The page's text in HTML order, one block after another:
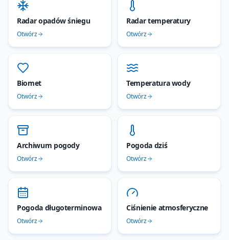
Radar opadów śniegu
Otwórz
Radar temperatury
Otwórz
Biomet
Otwórz
Temperatura wody
Otwórz
Archiwum pogody
Otwórz
Pogoda dziś
Otwórz
Pogoda długoterminowa
Otwórz
Ciśnienie atmosferyczne
Otwórz